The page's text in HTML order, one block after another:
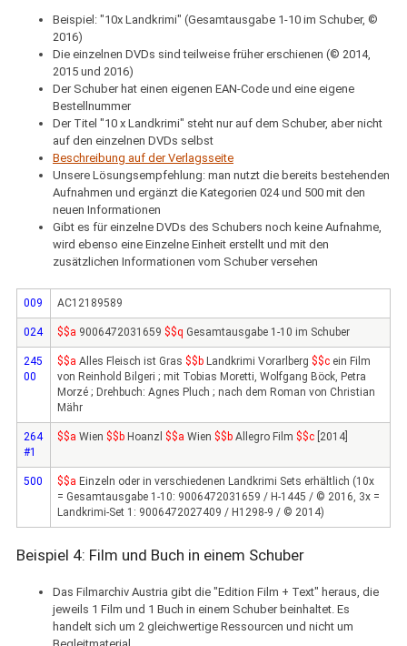
Beispiel: "10x Landkrimi" (Gesamtausgabe 1-10 im Schuber, ©
2016)
Die einzelnen DVDs sind teilweise früher erschienen (© 2014,
2015 und 2016)
Der Schuber hat einen eigenen EAN-Code und eine eigene
Bestellnummer
Der Titel "10 x Landkrimi" steht nur auf dem Schuber, aber nicht
auf den einzelnen DVDs selbst
Beschreibung auf der Verlagsseite
Unsere Lösungsempfehlung: man nutzt die bereits bestehenden
Aufnahmen und ergänzt die Kategorien 024 und 500 mit den
neuen Informationen
Gibt es für einzelne DVDs des Schubers noch keine Aufnahme,
wird ebenso eine Einzelne Einheit erstellt und mit den
zusätzlichen Informationen vom Schuber versehen
009 AC12189589
024 $$a 9006472031659 $$q Gesamtausgabe 1-10 im Schuber
245
00
$$a Alles Fleisch ist Gras $$b Landkrimi Vorarlberg $$c ein Film
von Reinhold Bilgeri ; mit Tobias Moretti, Wolfgang Böck, Petra
Morzé ; Drehbuch: Agnes Pluch ; nach dem Roman von Christian
Mähr
264
#1
$$a Wien $$b Hoanzl $$a Wien $$b Allegro Film $$c [2014]
500 $$a Einzeln oder in verschiedenen Landkrimi Sets erhältlich (10x
= Gesamtausgabe 1-10: 9006472031659 / H-1445 / © 2016, 3x =
Landkrimi-Set 1: 9006472027409 / H1298-9 / © 2014)
Beispiel 4: Film und Buch in einem Schuber
Das Filmarchiv Austria gibt die "Edition Film + Text" heraus, die
jeweils 1 Film und 1 Buch in einem Schuber beinhaltet. Es
handelt sich um 2 gleichwertige Ressourcen und nicht um